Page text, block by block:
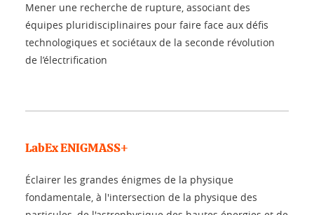
Mener une recherche de rupture, associant des
équipes pluridisciplinaires pour faire face aux défis
technologiques et sociétaux de la seconde révolution
de l’électrification
LabEx ENIGMASS+
Éclairer les grandes énigmes de la physique
fondamentale, à l'intersection de la physique des